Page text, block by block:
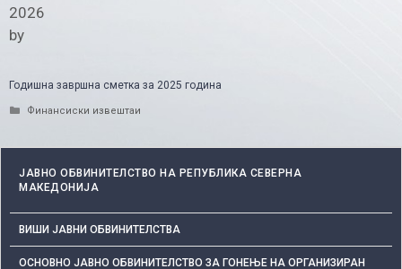
2026
by
Годишна завршна сметка за 2025 година
Categories
Финансиски извештаи
ЈАВНО ОБВИНИТЕЛСТВО НА РЕПУБЛИКА СЕВЕРНА
МАКЕДОНИЈА
ВИШИ ЈАВНИ ОБВИНИТЕЛСТВА
ОСНОВНО ЈАВНО ОБВИНИТЕЛСТВО ЗА ГОНЕЊЕ НА ОРГАНИЗИРАН